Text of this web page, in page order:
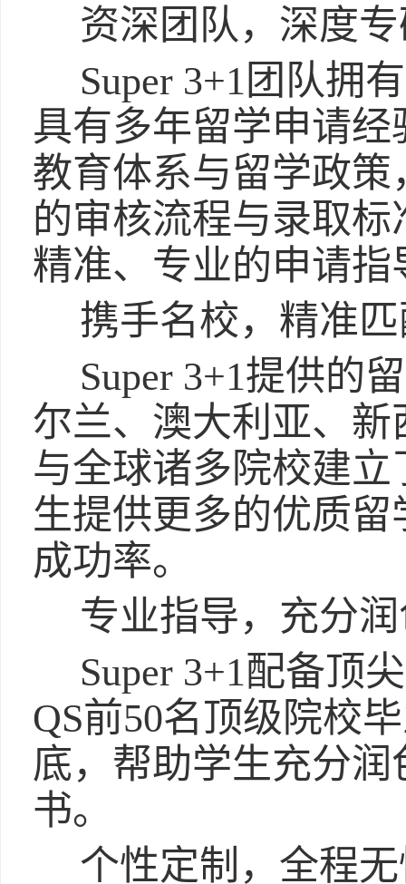
资深团队，深度
Super 3+1团队拥
具有多年留学申请
教育体系与留学政
的审核流程与录取
精准、专业的申请指
携手名校，精准
Super 3+1提供的
尔兰、澳大利亚、
与全球诸多院校建
生提供更多的优质
成功率。
专业指导，充分
Super 3+1配备顶
QS前50名顶级院校
底，帮助学生充分
书。
个性定制，全程